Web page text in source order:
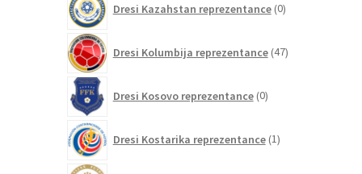
Dresi Kazahstan reprezentance 0izdelkov
Dresi Kolumbija reprezentance 47izdelkov
Dresi Kosovo reprezentance 0izdelkov
Dresi Kostarika reprezentance 1izdelek